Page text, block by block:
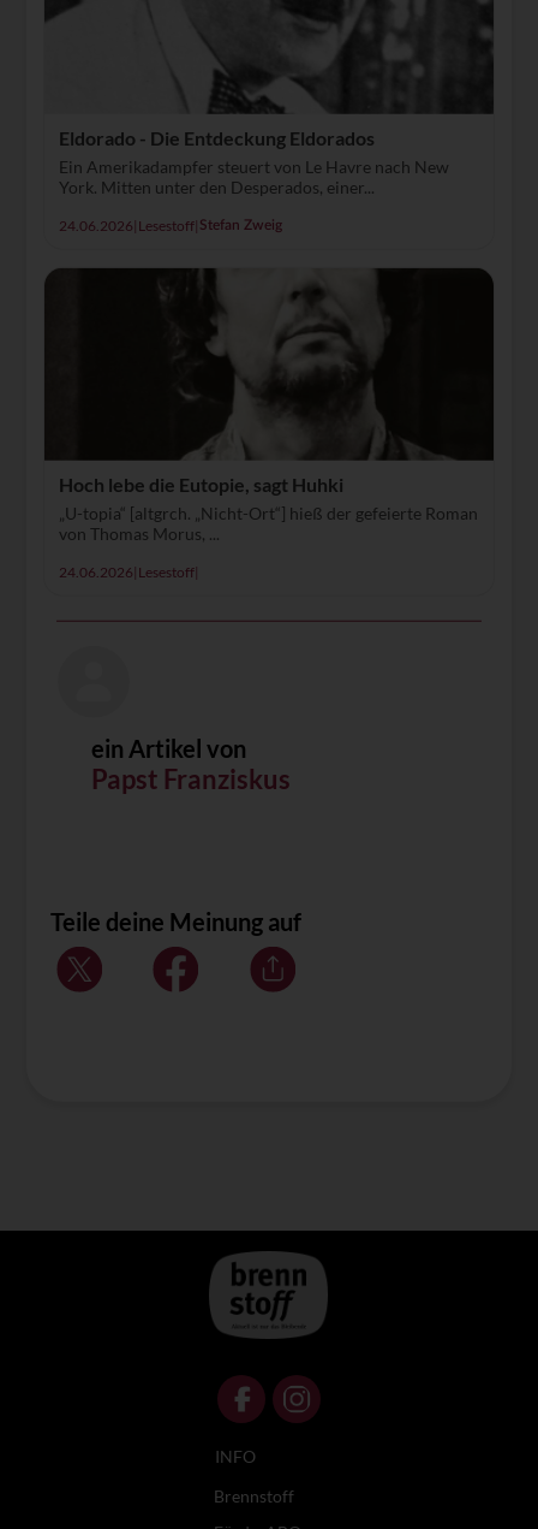
Eldorado - Die Entdeckung Eldorados
Ein Amerikadampfer steuert von Le Havre nach New
York. Mitten unter den Desperados, einer...
24.06.2026| Lesestoff| Stefan Zweig
Hoch lebe die Eutopie, sagt Huhki
„U-topia“ [altgrch. „Nicht-Ort“] hieß der gefeierte Roman
von Thomas Morus, ...
24.06.2026| Lesestoff|
ein Artikel von
Papst Franziskus
Teile deine Meinung auf
INFO
Brennstoff